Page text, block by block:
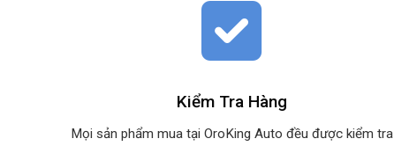
Kiểm Tra Hàng
Mọi sản phẩm mua tại OroKing Auto đều được kiểm tra